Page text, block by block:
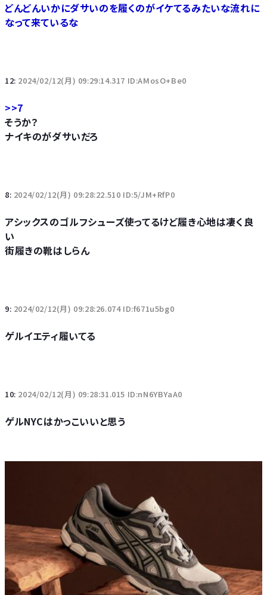
どんどんいかにダサいのを履くのがイケてるみたいな流れに
なって来ているな
12: 2024/02/12(月) 09:29:14.317 ID:AMosO+Be0
>>7
そうか？
ナイキのがダサいだろ
8: 2024/02/12(月) 09:28:22.510 ID:5/JM+RfP0
アシックスのゴルフシューズ使ってるけど履き心地は凄く良
い
街履きの靴はしらん
9: 2024/02/12(月) 09:28:26.074 ID:f671u5bg0
ゲルイエティ履いてる
10: 2024/02/12(月) 09:28:31.015 ID:nN6YBYaA0
ゲルNYCはかっこいいと思う